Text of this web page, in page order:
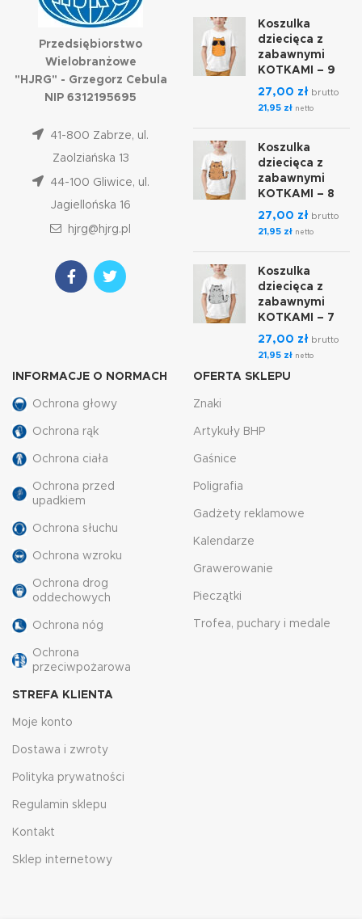
Przedsiębiorstwo
Wielobranżowe
"HJRG" - Grzegorz Cebula
NIP 6312195695
41-800 Zabrze, ul.
Zaolziańska 13
44-100 Gliwice, ul.
Jagiellońska 16
hjrg@hjrg.pl
Koszulka
dziecięca z
zabawnymi
KOTKAMI – 9
27,00 zł brutto
21,95 zł netto
Koszulka
dziecięca z
zabawnymi
KOTKAMI – 8
27,00 zł brutto
21,95 zł netto
Koszulka
dziecięca z
zabawnymi
KOTKAMI – 7
27,00 zł brutto
21,95 zł netto
INFORMACJE O NORMACH
Ochrona głowy
Ochrona rąk
Ochrona ciała
Ochrona przed
upadkiem
Ochrona słuchu
Ochrona wzroku
Ochrona drog
oddechowych
Ochrona nóg
Ochrona
przeciwpożarowa
OFERTA SKLEPU
Znaki
Artykuły BHP
Gaśnice
Poligrafia
Gadżety reklamowe
Kalendarze
Grawerowanie
Pieczątki
Trofea, puchary i medale
STREFA KLIENTA
Moje konto
Dostawa i zwroty
Polityka prywatności
Regulamin sklepu
Kontakt
Sklep internetowy